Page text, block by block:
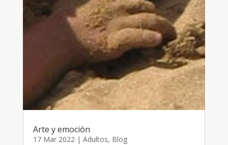
Arte y emoción
17 Mar 2022| Adultos, Blog